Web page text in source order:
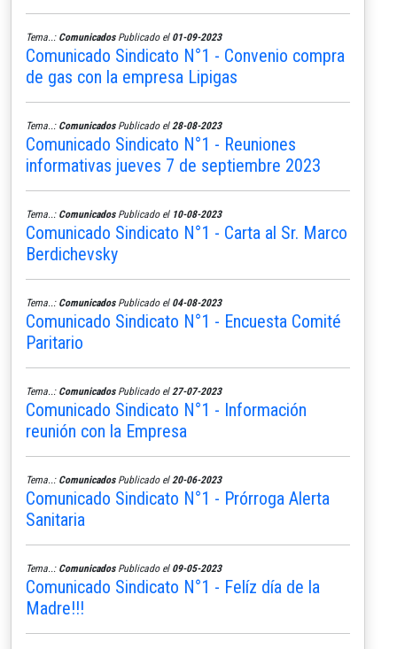
Tema..: ComunicadosPublicado el 01-09-2023
Comunicado Sindicato N°1 - Convenio compra
de gas con la empresa Lipigas
Tema..: ComunicadosPublicado el 28-08-2023
Comunicado Sindicato N°1 - Reuniones
informativas jueves 7 de septiembre 2023
Tema..: ComunicadosPublicado el 10-08-2023
Comunicado Sindicato N°1 - Carta al Sr. Marco
Berdichevsky
Tema..: ComunicadosPublicado el 04-08-2023
Comunicado Sindicato N°1 - Encuesta Comité
Paritario
Tema..: ComunicadosPublicado el 27-07-2023
Comunicado Sindicato N°1 - Información
reunión con la Empresa
Tema..: ComunicadosPublicado el 20-06-2023
Comunicado Sindicato N°1 - Prórroga Alerta
Sanitaria
Tema..: ComunicadosPublicado el 09-05-2023
Comunicado Sindicato N°1 - Felíz día de la
Madre!!!